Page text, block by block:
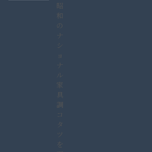
昭
和
の
ナ
シ
ョ
ナ
ル
家
具
調
コ
タ
ツ
を